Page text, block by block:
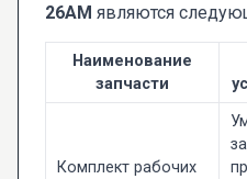
26АМ являются
Наименование
запчасти
Комплект рабочих